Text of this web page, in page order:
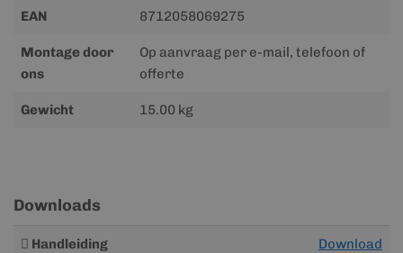
EAN 8712058069275
Montage door
ons
Op aanvraag per e-mail, telefoon of
offerte
Gewicht 15.00 kg
Downloads
Meer
Handleiding Download